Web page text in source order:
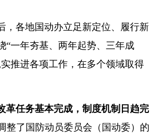
，各地国动办立足新定位、履行新
“一年夯基、两年起势、三年成
推进各项工作，在多个领域取得
革任务基本完成，制度机制日趋完
整了国防动员委员会（国动委）的